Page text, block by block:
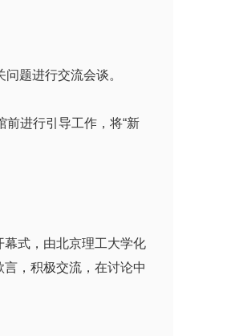
题进行交流会谈。
进行引导工作，将“新
式，由北京理工大学化
，积极交流，在讨论中